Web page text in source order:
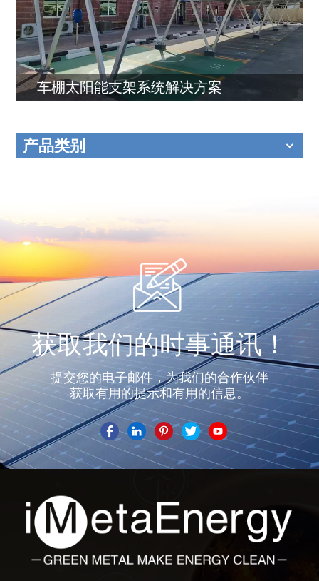
车棚太阳能支架系统解决方案
产品类别
获取我们的时事通讯！
提交您的电子邮件，为我们的合作伙伴
获取有用的提示和有用的信息。